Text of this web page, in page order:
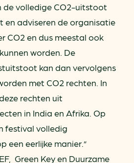
de volledige CO2-uitstoot
en adviseren de organisatie
CO2 en dus meestal ook
worden. De
kan dan vervolgens
met CO2 rechten. In
rechten uit
in India en Afrika. Op
festival volledig
een eerlijke manier.”
Green Key en Duurzame